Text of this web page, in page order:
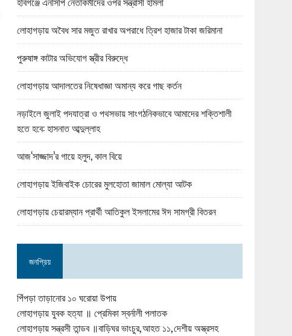
লোহাগড়ায় অবৈধ সার মজুত রাখার অপরাধে ত্রিশ হাজার টাকা জরিমানা
পুরুষাঙ্গ কাটার অভিযোগ স্ত্রীর বিরুদ্ধে
লোহাগড়ায় আদালতের নিষেধাজ্ঞা অমান্য করে গাছ কর্তন
নড়াইলে জুলাই পদযাত্রা ও পথসভায় সাংগঠনিকভাবে আমাদের শক্তিশালী
হতে হবে: হাসনাত আব্দুল্লাহ
আজ‘সাজ্জাদ’র গায়ে হলুদ, কাল বিয়ে
লোহাগড়ায় ইজিবাইক চোরের মুলহোতা জামাল মোল্যা আটক
লোহাগড়ায় চেয়ারম্যান প্রার্থী আতিকুল ইসলামের ঈদ সামগ্রী বিতরন
জনপ্রিয়
পিঁপড়া তাড়ানোর ১০ ঘরোয়া উপায়
লোহাগড়ায় যুবক হত্যা ॥ প্রেমিকা স্বর্নালী পলাতক
লোহাগড়ায় সন্ত্রসী তান্ডব ॥বাড়িঘর ভাংচুর,আহত ১১,দেশীয় অস্ত্রসহ